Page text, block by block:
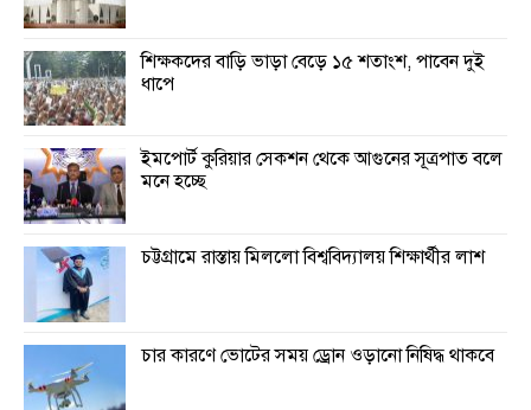
শিক্ষকদের বাড়ি ভাড়া বেড়ে ১৫ শতাংশ, পাবেন দুই
ধাপে
ইমপোর্ট কুরিয়ার সেকশন থেকে আগুনের সূত্রপাত বলে
মনে হচ্ছে
চট্টগ্রামে রাস্তায় মিললো বিশ্ববিদ্যালয় শিক্ষার্থীর লাশ
চার কারণে ভোটের সময় ড্রোন ওড়ানো নিষিদ্ধ থাকবে